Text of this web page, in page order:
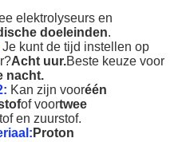
elektrolyseurs en
doeleinden.
Je kunt de tijd instellen op
Acht uur.Beste keuze voor
nacht.
Kan zijn vooréén
of voortwee
en zuurstof.
Proton